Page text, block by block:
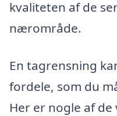
kvaliteten af de
nærområde.
En tagrensning
fordele, som du
Her er nogle af